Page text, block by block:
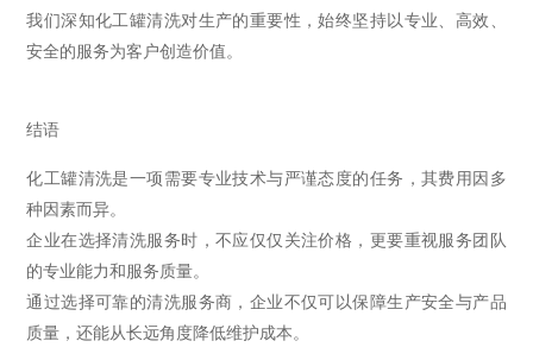
我们深知化工罐清洗对生产的重要性，始终坚持以专业、高效、
安全的服务为客户创造价值。
结语
化工罐清洗是一项需要专业技术与严谨态度的任务，其费用因多
种因素而异。
企业在选择清洗服务时，不应仅仅关注价格，更要重视服务团队
的专业能力和服务质量。
通过选择可靠的清洗服务商，企业不仅可以保障生产安全与产品
质量，还能从长远角度降低维护成本。